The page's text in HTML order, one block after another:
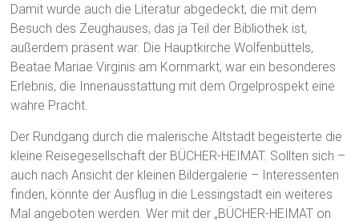
Damit wurde auch die Literatur abgedeckt, die mit dem
Besuch des Zeughauses, das ja Teil der Bibliothek ist,
außerdem präsent war. Die Hauptkirche Wolfenbüttels,
Beatae Mariae Virginis am Kornmarkt, war ein besonderes
Erlebnis, die Innenausstattung mit dem Orgelprospekt eine
wahre Pracht.
Der Rundgang durch die malerische Altstadt begeisterte die
kleine Reisegesellschaft der BÜCHER-HEIMAT. Sollten sich –
auch nach Ansicht der kleinen Bildergalerie – Interessenten
finden, könnte der Ausflug in die Lessingstadt ein weiteres
Mal angeboten werden. Wer mit der „BÜCHER-HEIMAT on